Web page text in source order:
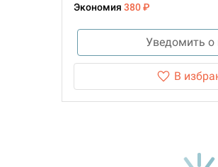
Экономия 380 ₽
Уведомить о
В